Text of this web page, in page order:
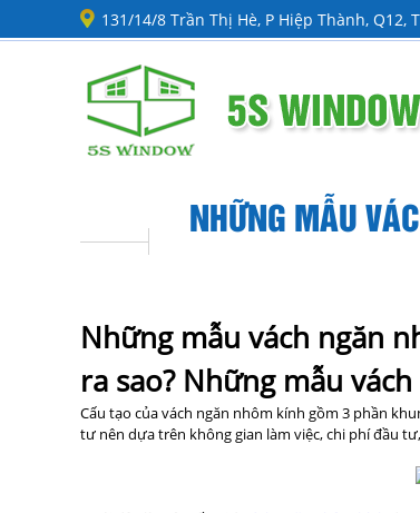
131/14/8 Trần Thị Hè, P Hiệp Thành, Q12,
NHỮNG MẪU
Những mẫu vách ngăn
ra sao? Những mẫu
Cấu tạo của vách ngăn nhôm kính gồm 3 phần
tư nên dựa trên không gian làm việc, chi phí đầu